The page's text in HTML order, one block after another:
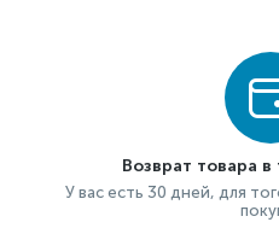
Возврат товара
У вас есть 30 дней, для